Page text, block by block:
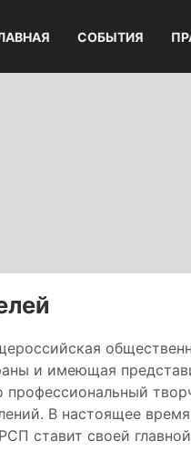
СОБЫТИЯ
и имеющая
В настоящее
ставит своей